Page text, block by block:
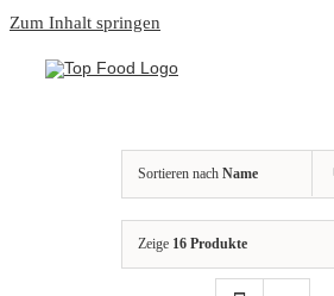
Zum Inhalt springen
Sortieren nach Name
Zeige 16 Produkte